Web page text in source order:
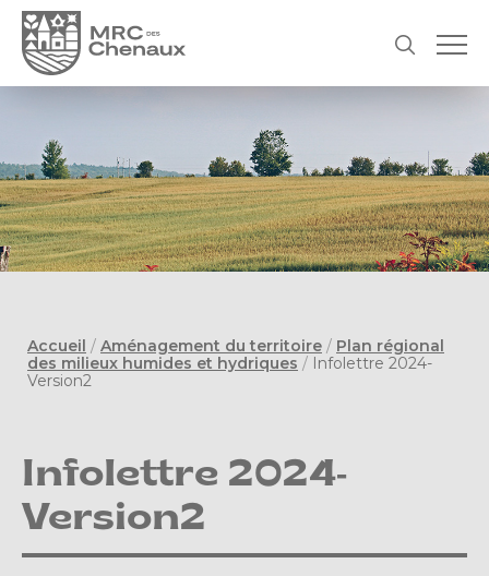
Accueil / Aménagement du territoire / Plan régional
des milieux humides et hydriques / Infolettre 2024-
Version2
Infolettre 2024-
Version2